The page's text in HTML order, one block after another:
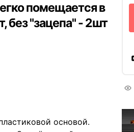
помещается в
без "зацепа" - 2шт
основой.